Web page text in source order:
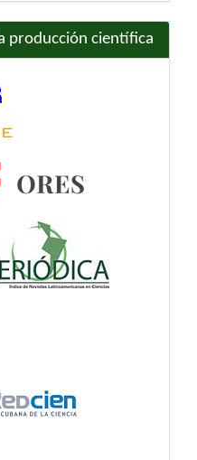
producción científica